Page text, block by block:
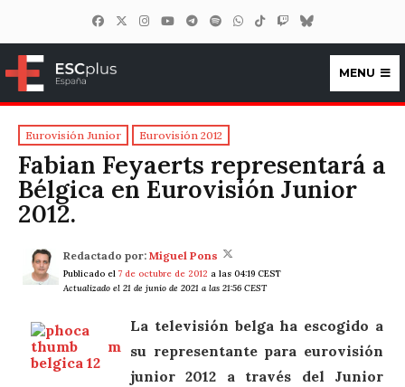
ESCplus España
MENU
Eurovisión Junior Eurovisión 2012
Fabian Feyaerts representará a
Bélgica en Eurovisión Junior
2012.
Redactado por: Miguel Pons
Publicado el 7 de octubre de 2012 a las 04:19 CEST
Actualizado el 21 de junio de 2021 a las 21:56 CEST
La televisión belga ha escogido a
su representante para eurovisión
junior 2012 a través del Junior